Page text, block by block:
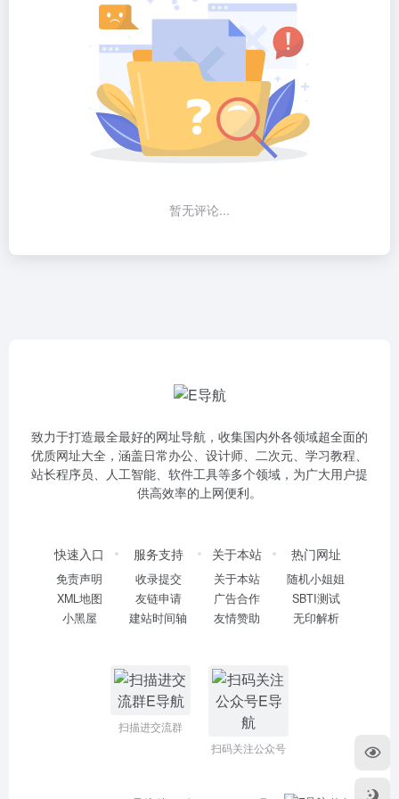
暂无评论...
致力于打造最全最好的网址导航，收集国内外各领域超全面的
优质网址大全，涵盖日常办公、设计师、二次元、学习教程、
站长程序员、人工智能、软件工具等多个领域，为广大用户提
供高效率的上网便利。
快速入口
免责声明
XML地图
小黑屋
服务支持
收录提交
友链申请
建站时间轴
关于本站
关于本站
广告合作
友情赞助
热门网址
随机小姐姐
SBTI测试
无印解析
扫描进交流群
扫码关注公众号